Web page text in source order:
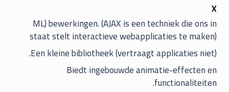
X
ML) bewerkingen. (AJAX is een techniek die ons in
staat stelt interactieve webapplicaties te maken)
Een kleine bibliotheek (vertraagt applicaties niet).
Biedt ingebouwde animatie-effecten en
functionaliteiten.